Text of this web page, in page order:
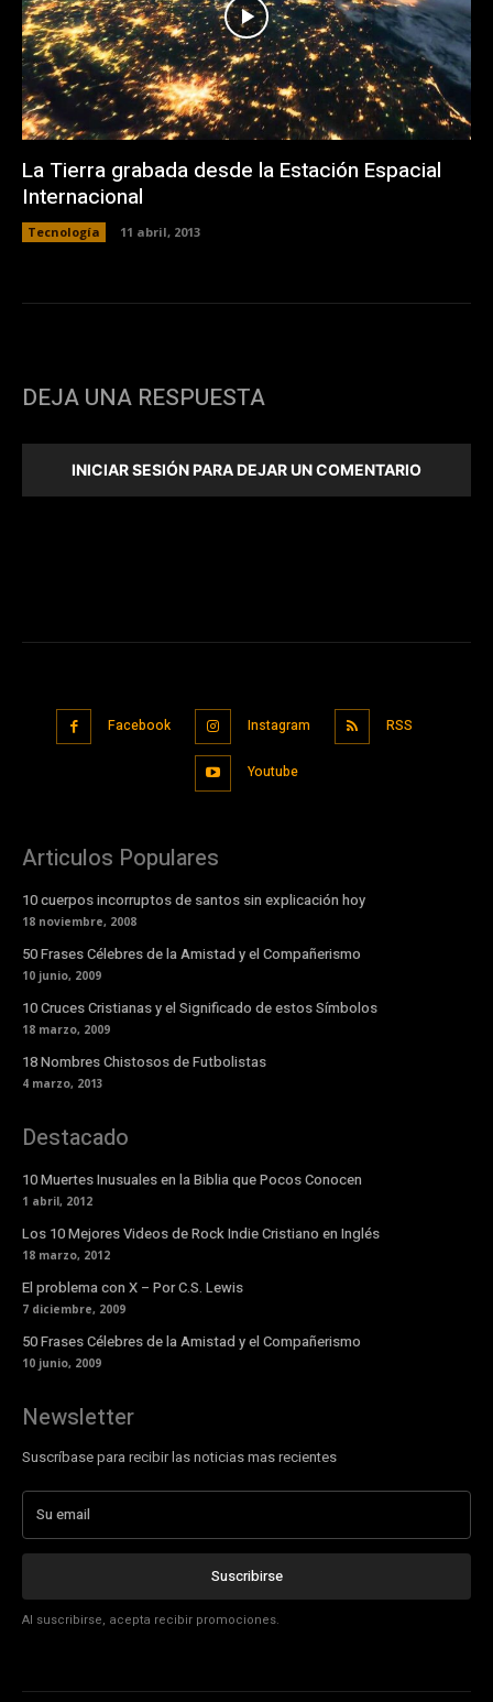
La Tierra grabada desde la Estación Espacial
Internacional
Tecnología 11 abril, 2013
DEJA UNA RESPUESTA
INICIAR SESIÓN PARA DEJAR UN COMENTARIO
Facebook Instagram RSS
Youtube
Articulos Populares
10 cuerpos incorruptos de santos sin explicación hoy
18 noviembre, 2008
50 Frases Célebres de la Amistad y el Compañerismo
10 junio, 2009
10 Cruces Cristianas y el Significado de estos Símbolos
18 marzo, 2009
18 Nombres Chistosos de Futbolistas
4 marzo, 2013
Destacado
10 Muertes Inusuales en la Biblia que Pocos Conocen
1 abril, 2012
Los 10 Mejores Videos de Rock Indie Cristiano en Inglés
18 marzo, 2012
El problema con X – Por C.S. Lewis
7 diciembre, 2009
50 Frases Célebres de la Amistad y el Compañerismo
10 junio, 2009
Newsletter
Suscríbase para recibir las noticias mas recientes
Suscribirse
Al suscribirse, acepta recibir promociones.